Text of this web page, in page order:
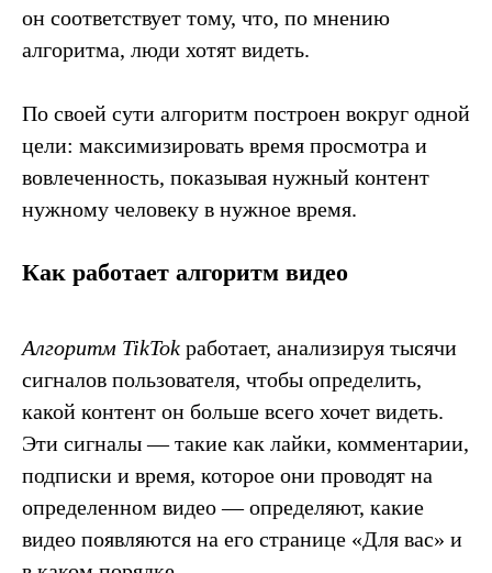
он соответствует тому, что, по мнению
алгоритма, люди хотят видеть.
По своей сути алгоритм построен вокруг одной
цели: максимизировать время просмотра и
вовлеченность, показывая нужный контент
нужному человеку в нужное время.
Как работает алгоритм видео
Алгоритм TikTok работает, анализируя тысячи
сигналов пользователя, чтобы определить,
какой контент он больше всего хочет видеть.
Эти сигналы — такие как лайки, комментарии,
подписки и время, которое они проводят на
определенном видео — определяют, какие
видео появляются на его странице «Для вас» и